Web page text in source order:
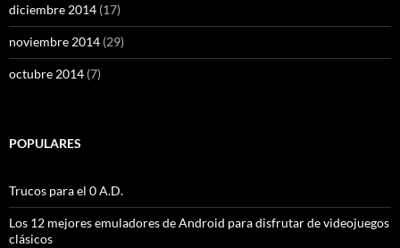
diciembre 2014 (17)
noviembre 2014 (29)
octubre 2014 (7)
POPULARES
Trucos para el 0 A.D.
Los 12 mejores emuladores de Android para disfrutar de videojuegos
clásicos